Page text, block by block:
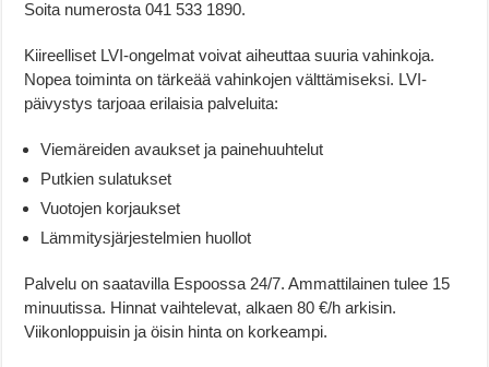
Soita numerosta 041 533 1890.
Kiireelliset LVI-ongelmat voivat aiheuttaa suuria vahinkoja.
Nopea toiminta on tärkeää vahinkojen välttämiseksi. LVI-
päivystys tarjoaa erilaisia palveluita:
Viemäreiden avaukset ja painehuuhtelut
Putkien sulatukset
Vuotojen korjaukset
Lämmitysjärjestelmien huollot
Palvelu on saatavilla Espoossa 24/7. Ammattilainen tulee 15
minuutissa. Hinnat vaihtelevat, alkaen 80 €/h arkisin.
Viikonloppuisin ja öisin hinta on korkeampi.